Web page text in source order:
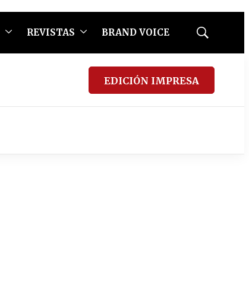
REVISTAS BRAND VOICE
Mostrar
EDICIÓN IMPRESA